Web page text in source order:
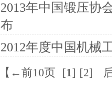
2013年中国锻压协
布
2012年度中国机械
【←前10页 [1] [2]